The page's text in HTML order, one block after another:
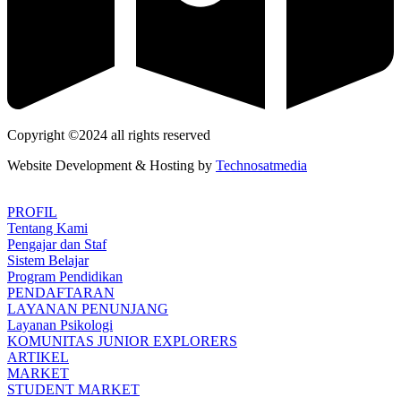
Copyright ©2024 all rights reserved
Website Development & Hosting by Technosatmedia
PROFIL
Tentang Kami
Pengajar dan Staf
Sistem Belajar
Program Pendidikan
PENDAFTARAN
LAYANAN PENUNJANG
Layanan Psikologi
KOMUNITAS JUNIOR EXPLORERS
ARTIKEL
MARKET
STUDENT MARKET